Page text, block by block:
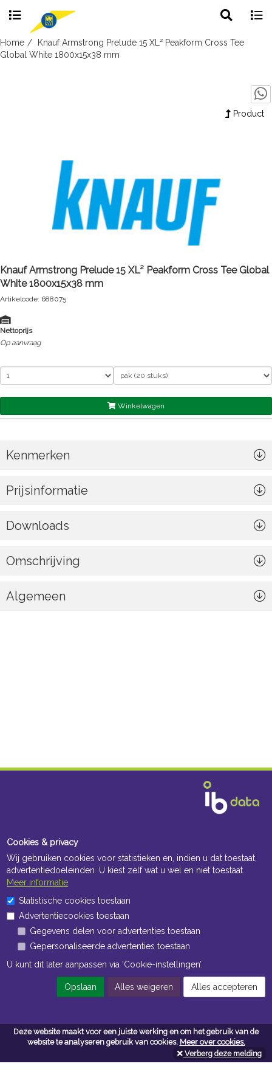
Deze website maakt voor een juiste werking en om het gebruik van de
website te analyseren gebruik van cookies. Meer over cookies.
Verberg deze melding
Skip
to
search
Home
Knauf Armstrong Prelude 15 XL² Peakform Cross Tee
Global White 1800x15x38 mm
Product
Knauf Armstrong Prelude 15 XL² Peakform Cross Tee Global
White 1800x15x38 mm
Artikelcode: 688075
Nettoprijs
Op aanvraag
Winkelwagen
Kenmerken
Prijsinformatie
Downloads
Omschrijving
Algemeen
Openingstijden Kantoor
Openingstijden Magazijn
Navigatie
Algemene voorwaarden
Privacy
Cookies & privacy
Wij gebruiken cookies voor statistieken en, indien u dat toestaat,
advertentiedoeleinden. U kiest zelf wat u wel en niet toestaat.
Meer informatie
Statistische cookies toestaan
Advertentiecookies toestaan
Gegevens delen voor advertenties toestaan
Gepersonaliseerde advertenties toestaan
U kunt dit later aanpassen via ‘Cookie-instellingen’.
Opslaan Alles weigeren Alles accepteren